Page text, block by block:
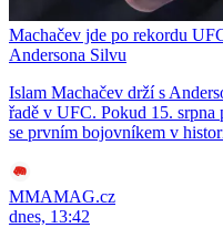
Machačev jde po rekordu
Andersona Silvu
Islam Machačev drží s
řadě v UFC. Pokud 15. srpna
se prvním bojovníkem v
MMAMAG.cz
dnes, 13:42